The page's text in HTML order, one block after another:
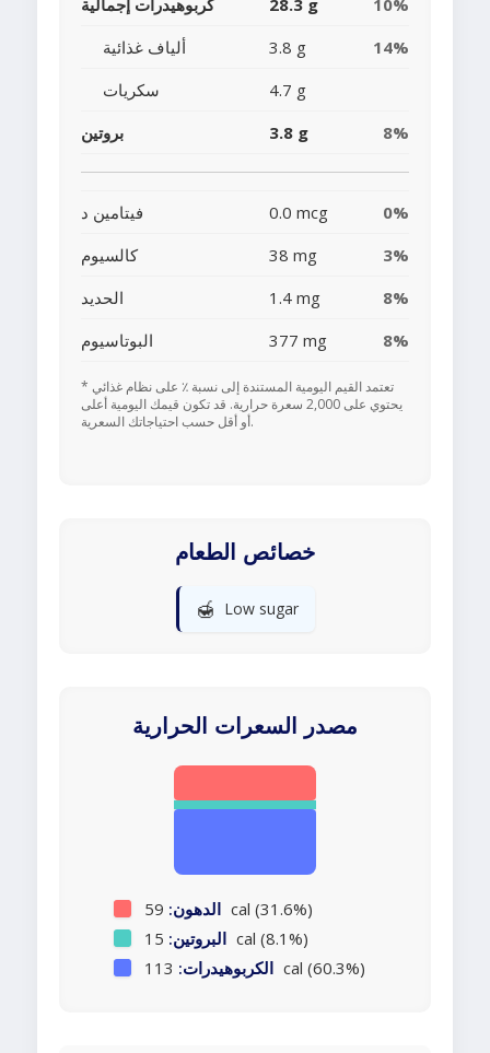
كربوهيدرات إجمالية 28.3 g
10%
ألياف غذائية
3.8 g
14%
سكريات
4.7 g
بروتين
3.8 g 8%
فيتامين د 0.0 mcg
0%
كالسيوم
38 mg
3%
الحديد
1.4 mg
8%
البوتاسيوم
377 mg 8%
* تعتمد القيم اليومية المستندة إلى نسبة ٪ على نظام غذائي
يحتوي على 2,000 سعرة حرارية. قد تكون قيمك اليومية أعلى
أو أقل حسب احتياجاتك السعرية.
خصائص الطعام
🍯 Low sugar
مصدر السعرات الحرارية
الدهون: 59 cal (31.6%)
البروتين: 15 cal (8.1%)
الكربوهيدرات: 113 cal (60.3%)